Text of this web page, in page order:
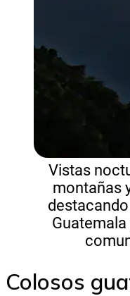
Vistas
montañas
Colosos